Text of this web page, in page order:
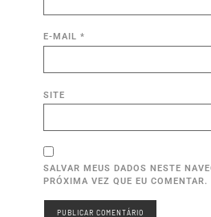
E-MAIL *
SITE
SALVAR MEUS DADOS NESTE
PRÓXIMA VEZ QUE EU COMENTAR.